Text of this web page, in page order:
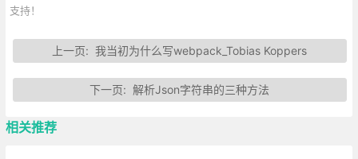
支持！
上一页:我当初为什么写webpack_Tobias Koppers
下一页:解析Json字符串的三种方法
相关推荐